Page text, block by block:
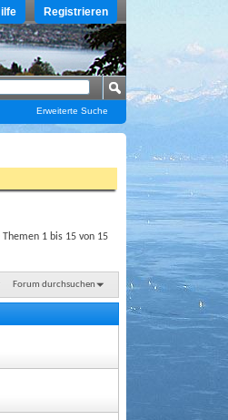
Registrieren
Erweiterte Suche
Themen 1 bis 15 von 15
Forum durchsuchen